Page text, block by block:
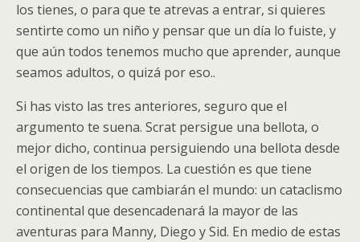
los tienes, o para que te atrevas a entrar, si quieres
sentirte como un niño y pensar que un día lo fuiste, y
que aún todos tenemos mucho que aprender, aunque
seamos adultos, o quizá por eso..
Si has visto las tres anteriores, seguro que el
argumento te suena. Scrat persigue una bellota, o
mejor dicho, continua persiguiendo una bellota desde
el origen de los tiempos. La cuestión es que tiene
consecuencias que cambiarán el mundo: un cataclismo
continental que desencadenará la mayor de las
aventuras para Manny, Diego y Sid. En medio de estas